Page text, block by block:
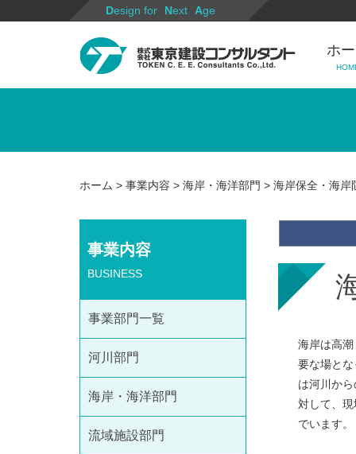
Design for Next Age
ホ
ホーム > 事業内容 > 海岸・海洋部門 > 海岸保全・海岸
事業内容
BUSINESS
事業部門一覧
河川部門
海岸・海洋部門
流域施設部門
海岸は高
要な場と
は河川か
対して、
でいます。